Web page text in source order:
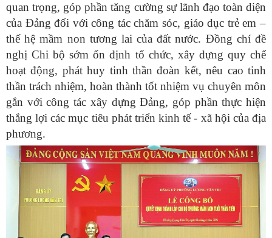
quan trọng, góp phần tăng cường sự lãnh đạo toàn diện
của Đảng đối với công tác chăm sóc, giáo dục trẻ em –
thế hệ mầm non tương lai của đất nước. Đồng chí đề
nghị Chi bộ sớm ổn định tổ chức, xây dựng quy chế
hoạt động, phát huy tinh thần đoàn kết, nêu cao tinh
thần trách nhiệm, hoàn thành tốt nhiệm vụ chuyên môn
gắn với công tác xây dựng Đảng, góp phần thực hiện
thắng lợi các mục tiêu phát triển kinh tế - xã hội của địa
phương.